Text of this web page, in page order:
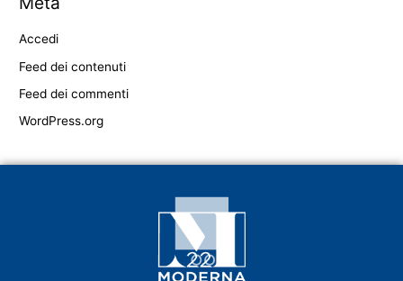
Accedi
Feed dei contenuti
Feed dei commenti
WordPress.org